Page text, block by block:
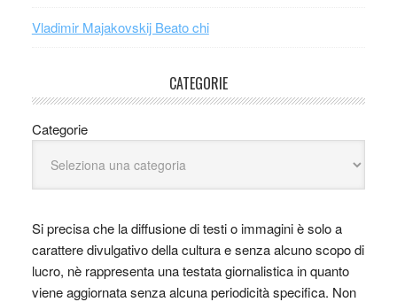
Vladimir Majakovskij Beato chi
CATEGORIE
Categorie
Si precisa che la diffusione di testi o immagini è solo a
carattere divulgativo della cultura e senza alcuno scopo di
lucro, nè rappresenta una testata giornalistica in quanto
viene aggiornata senza alcuna periodicità specifica. Non